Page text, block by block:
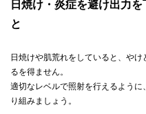
日焼け・炎症を避け出力
と
日焼けや肌荒れをしていると、や
るを得ません。
適切なレベルで照射を行えるよう
り組みましょう。